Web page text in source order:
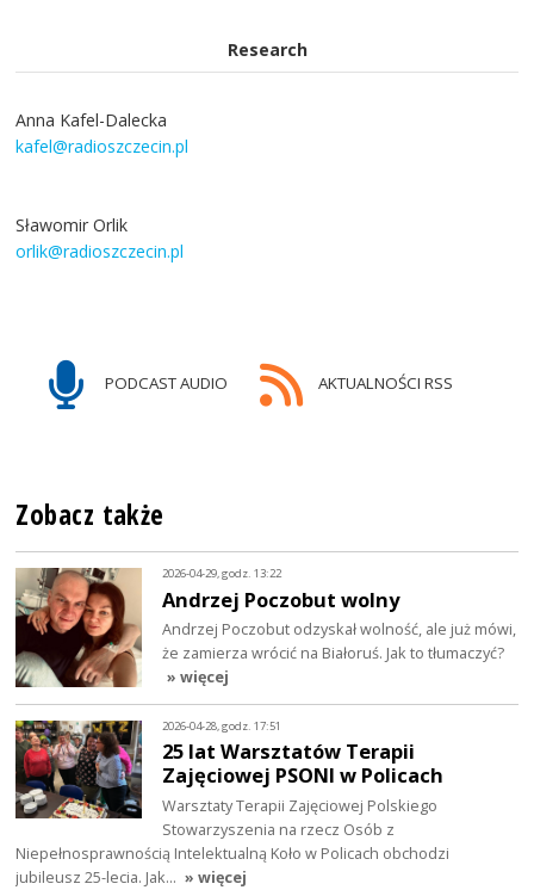
Research
Anna Kafel-Dalecka
kafel@radioszczecin.pl
Sławomir Orlik
orlik@radioszczecin.pl
PODCAST AUDIO AKTUALNOŚCI RSS
Zobacz także
2026-04-29, godz. 13:22
Andrzej Poczobut wolny
Andrzej Poczobut odzyskał wolność, ale już mówi,
że zamierza wrócić na Białoruś. Jak to tłumaczyć?
» więcej
2026-04-28, godz. 17:51
25 lat Warsztatów Terapii
Zajęciowej PSONI w Policach
Warsztaty Terapii Zajęciowej Polskiego
Stowarzyszenia na rzecz Osób z
Niepełnosprawnością Intelektualną Koło w Policach obchodzi
jubileusz 25-lecia. Jak… » więcej